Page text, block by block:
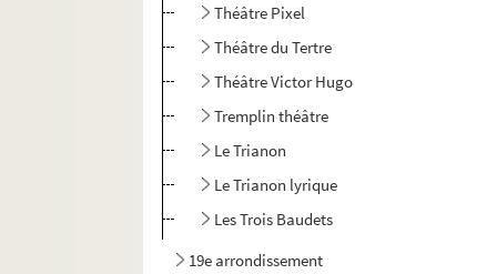
Théâtre Pixel
Théâtre du Tertre
Théâtre Victor Hugo
Tremplin théâtre
Le Trianon
Le Trianon lyrique
Les Trois Baudets
19e arrondissement